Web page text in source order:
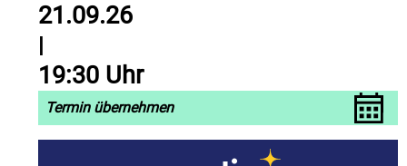
21.09.26
19:30 Uhr
Termin übernehmen